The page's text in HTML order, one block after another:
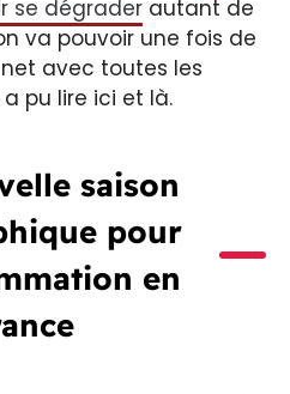
se dégrader autant de
va pouvoir une fois de
avec toutes les
pu lire ici et là.
saison
pour
en